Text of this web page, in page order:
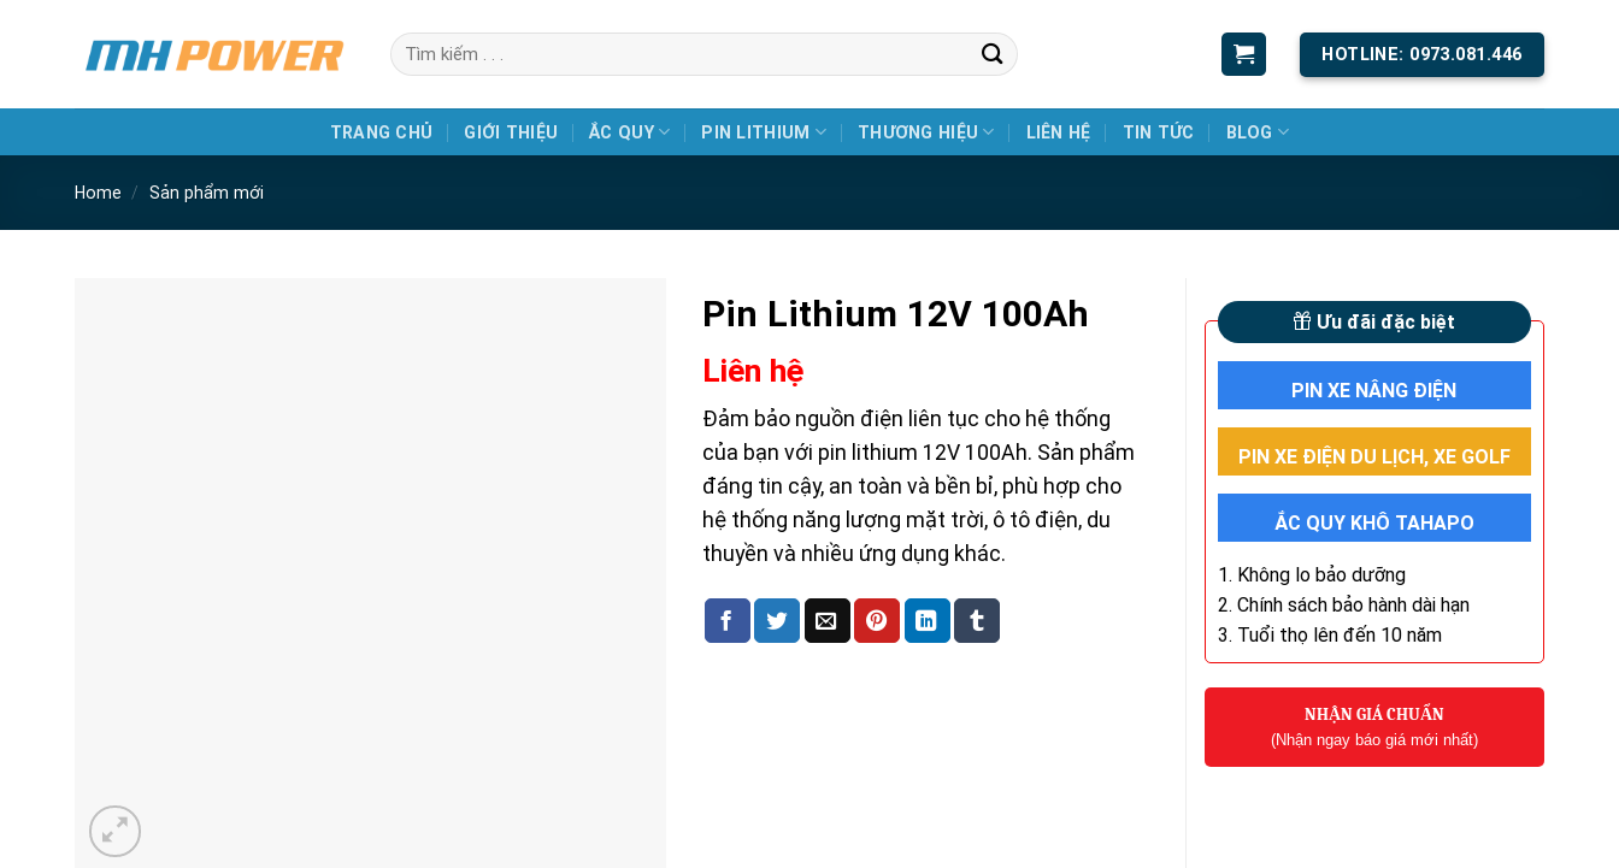
Search
for:
HOTLINE: 0973.081.446
TRANG CHỦ GIỚI THIỆU ẮC QUY PIN LITHIUM THƯƠNG HIỆU LIÊN HỆ TIN TỨC BLOG
Home / Sản phẩm mới
Pin Lithium 12V 100Ah
Liên hệ
Đảm bảo nguồn điện liên tục cho hệ thống
của bạn với pin lithium 12V 100Ah. Sản phẩm
đáng tin cậy, an toàn và bền bỉ, phù hợp cho
hệ thống năng lượng mặt trời, ô tô điện, du
thuyền và nhiều ứng dụng khác.
Ưu đãi đặc biệt
PIN XE NÂNG ĐIỆN
PIN XE ĐIỆN DU LỊCH, XE GOLF
ẮC QUY KHÔ TAHAPO
1. Không lo bảo dưỡng
2. Chính sách bảo hành dài hạn
3. Tuổi thọ lên đến 10 năm
NHẬN GIÁ CHUẨN
(Nhận ngay báo giá mới nhất)